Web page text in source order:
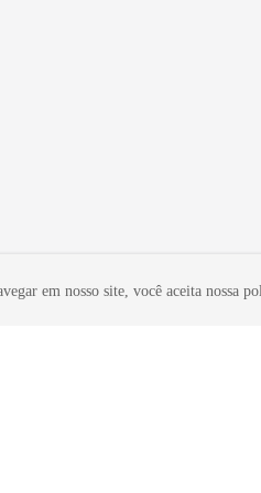
em nosso site, você aceita nossa